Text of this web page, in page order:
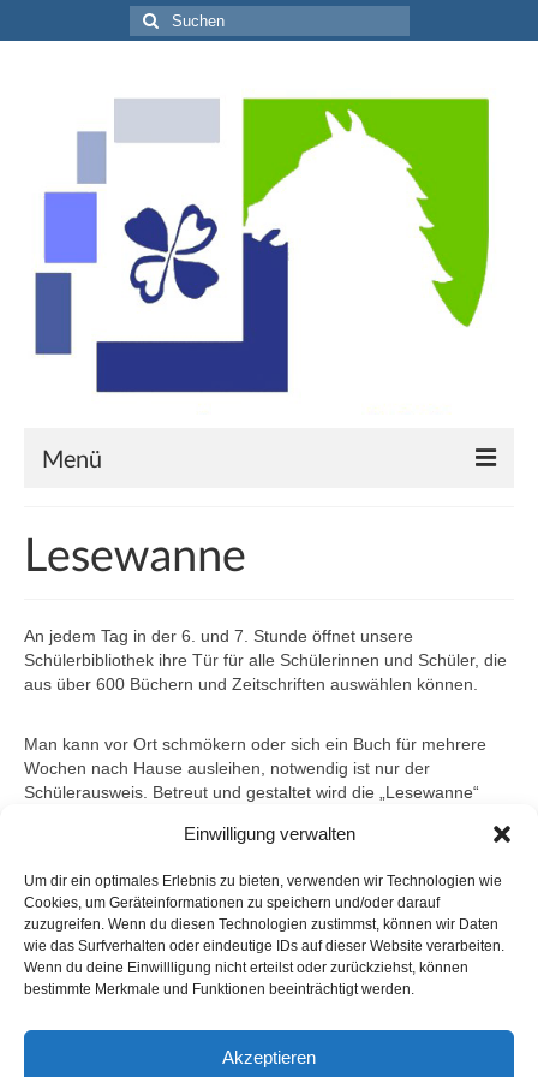
Einwilligung verwalten
Um dir ein optimales Erlebnis zu bieten, verwenden wir Technologien wie
Cookies, um Geräteinformationen zu speichern und/oder darauf
zuzugreifen. Wenn du diesen Technologien zustimmst, können wir Daten
wie das Surfverhalten oder eindeutige IDs auf dieser Website verarbeiten.
Wenn du deine Einwillligung nicht erteilst oder zurückziehst, können
bestimmte Merkmale und Funktionen beeinträchtigt werden.
Akzeptieren
Suche
nach:
Menü
Schulprogramm
Informationen
Kollegium
Förderverein
Schulorganisation
Mittelstufe (Klassen 7 bis 10)
Lesewanne
An jedem Tag in der 6. und 7. Stunde öffnet unsere
Schülerbibliothek ihre Tür für alle Schülerinnen und Schüler, die
aus über 600 Büchern und Zeitschriften auswählen können.
Man kann vor Ort schmökern oder sich ein Buch für mehrere
Wochen nach Hause ausleihen, notwendig ist nur der
Schülerausweis. Betreut und gestaltet wird die „Lesewanne“
Bibliotheksdienst gerne übernehmen. Die „Lesewanne“
Krimis, Liebesgeschichten, Ratgeber, englische Literatur, aber
auch Comics und Mangas.
Mehrmals im Jahr finden hier auch kleinere Vorleseangebote
statt, z.B. die beliebte Aktion „Lehrer*innen lesen